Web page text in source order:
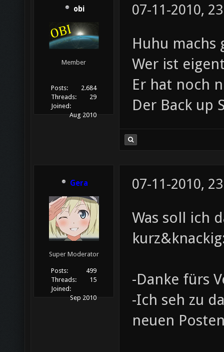
obi
Member
Posts:
2.684
Threads:
29
Joined:
Aug 2010
07-11-2010,
Huhu machs
Wer ist
Er hat noch
Der Back up
Gera
Super Moderator
Posts:
499
Threads:
15
Joined:
Sep 2010
07-11-2010,
Was soll ich
-Danke fürs
-Ich seh zu
neuen